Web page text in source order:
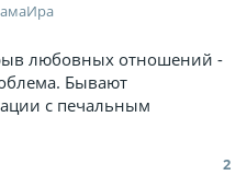
любовных отношений -
Бывают
с печальным
2